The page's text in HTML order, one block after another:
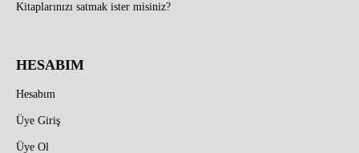
Kitaplarınızı satmak ister misiniz?
HESABIM
Hesabım
Üye Giriş
Üye Ol